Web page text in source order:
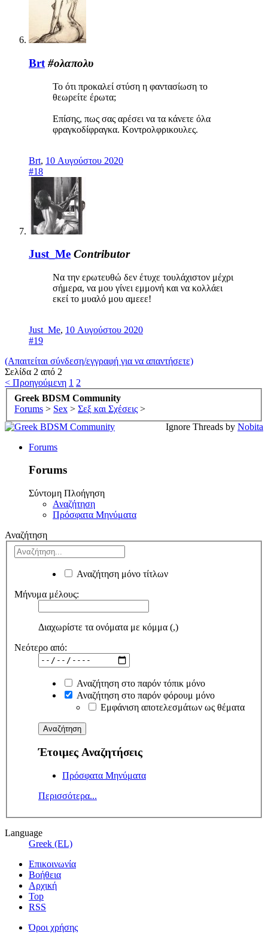
Brt #ολαπολυ
Το ότι προκαλεί στύση η φαντασίωση το
θεωρείτε έρωτα;
Επίσης, πως σας αρέσει να τα κάνετε όλα
φραγκοδίφραγκα. Κοντρολφρικουλες.
Brt, 10 Αυγούστου 2020
#18
Just_Me Contributor
Να την ερωτευθώ δεν έτυχε τουλάχιστον μέχρι
σήμερα, να μου γίνει εμμονή και να κολλάει
εκεί το μυαλό μου αμεεε!
Just_Me, 10 Αυγούστου 2020
#19
(Απαιτείται σύνδεση/εγγραφή για να απαντήσετε)
Σελίδα 2 από 2
< Προηγούμενη 1 2
Greek BDSM Community
Forums > Sex > Σεξ και Σχέσεις >
Ignore Threads by Nobita
Forums
Forums
Σύντομη Πλοήγηση
Αναζήτηση
Πρόσφατα Μηνύματα
Αναζήτηση
Αναζήτηση μόνο τίτλων
Μήνυμα μέλους:
Διαχωρίστε τα ονόματα με κόμμα (,)
Νεότερο από:
Αναζήτηση στο παρόν τόπικ μόνο
Αναζήτηση στο παρόν φόρουμ μόνο
Εμφάνιση αποτελεσμάτων ως θέματα
Έτοιμες Αναζητήσεις
Πρόσφατα Μηνύματα
Περισσότερα...
Language
Greek (EL)
Επικοινωνία
Βοήθεια
Αρχική
Top
RSS
Όροι χρήσης